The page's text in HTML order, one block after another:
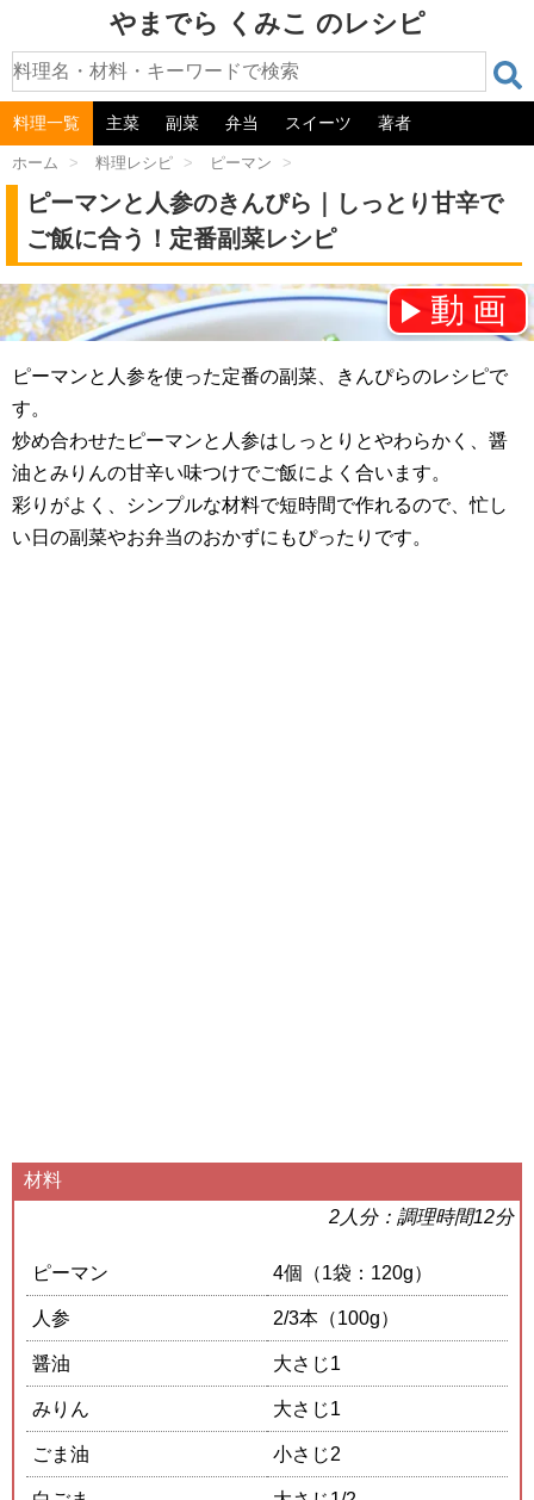
やまでら くみこ のレシピ
料理一覧 主菜 副菜 弁当 スイーツ 著者
ホーム > 料理レシピ > ピーマン >
ピーマンと人参のきんぴら｜しっとり甘辛で
ご飯に合う！定番副菜レシピ
動画
チャンネル登録をお願いします！⇒
ピーマンと人参を使った定番の副菜、きんぴらのレシピで
す。
炒め合わせたピーマンと人参はしっとりとやわらかく、醤
油とみりんの甘辛い味つけでご飯によく合います。
彩りがよく、シンプルな材料で短時間で作れるので、忙し
い日の副菜やお弁当のおかずにもぴったりです。
材料
2人分：調理時間12分
ピーマン 4個（1袋：120g）
人参 2/3本（100g）
醤油 大さじ1
みりん 大さじ1
ごま油 小さじ2